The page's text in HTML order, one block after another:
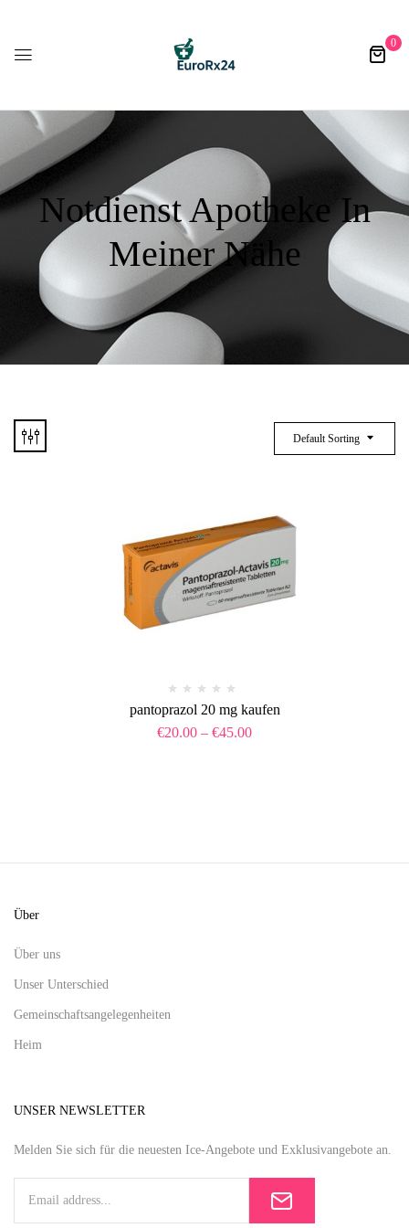
0
Notdienst Apotheke In
Meiner Nähe​
Default Sorting
pantoprazol 20 mg kaufen
€20.00 – €45.00
Über
Über uns
Unser Unterschied
Gemeinschaftsangelegenheiten
Heim
UNSER NEWSLETTER
Melden Sie sich für die neuesten Ice-Angebote und Exklusivangebote an.